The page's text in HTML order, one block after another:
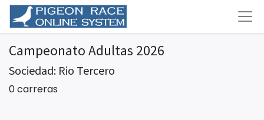
Campeonato Adultas 2026
Sociedad: Rio Tercero
0 carreras